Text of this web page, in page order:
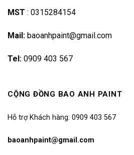
MST : 0315284154
Mail: baoanhpaint@gmail.com
Tel: 0909 403 567
CỘNG ĐỒNG BAO ANH PAINT
Hỗ trợ Khách hàng: 0909 403 567
baoanhpaint@gmail.com